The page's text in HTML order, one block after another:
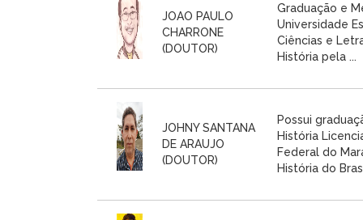
JOAO PAULO
CHARRONE
(DOUTOR)
Graduação e
Universidade
Ciências e
História pela ...
JOHNY SANTANA
DE ARAUJO
(DOUTOR)
Possui
História
Federal do
História do